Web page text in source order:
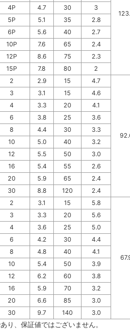
4P 4.7 30
3
5P
5.1 35
2.8
6P
5.6 40
2.7
10P
7.6 65
2.4
12P
8.6 75
2.3
15P
7.8 80 2
2 2.9 15 4.7
3 3.1 15
4.6
4
3.3 20
4.1
6
3.8 25
3.6
8
4.4 30
3.3
10
5.0 40
3.2
12
5.5 50
3.0
16
5.4 55
2.6
20
5.9 65
2.4
30
8.8 120 2.4
2 3.1 15 5.8
3 3.3 20
5.6
4
3.6 25
5.0
6
4.2 30
4.4
8
4.8 40
4.1
10
5.4 50
3.9
12
6.2 60
3.8
16
5.9 70
3.2
20
6.6 85
3.0
30
9.7 140 3.0
り、保証値ではございません。